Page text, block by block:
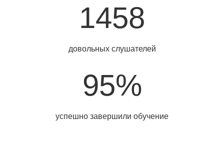
1458
довольных слушателей
95%
успешно завершили обучение